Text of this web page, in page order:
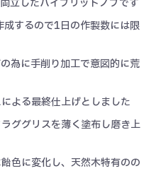
立したハイブリットノブです
するので1日の作製数には限
為に手削り加工で意図的に荒
よる最終仕上げとしました
ググリスを薄く塗布し磨き上
色に変化し、天然木特有のの